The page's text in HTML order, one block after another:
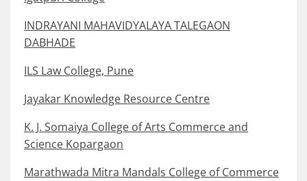
INDRAYANI MAHAVIDYALAYA TALEGAON
DABHADE
ILS Law College, Pune
Jayakar Knowledge Resource Centre
K. J. Somaiya College of Arts Commerce and
Science Kopargaon
Marathwada Mitra Mandals College of Commerce